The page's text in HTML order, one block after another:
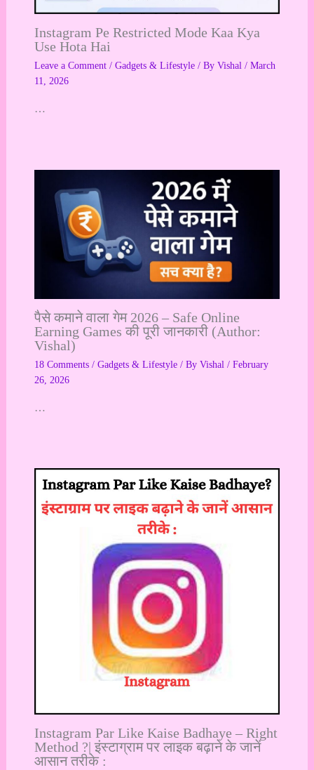
Instagram Pe Restricted Mode Kaa Kya
Use Hota Hai
Leave a Comment / Gadgets & Lifestyle/ By Vishal / March
11, 2026
…
पैसे कमाने वाला गेम 2026 – Safe Online
Earning Games की पूरी जानकारी (Author:
Vishal)
18 Comments / Gadgets & Lifestyle/ By Vishal / February
26, 2026
…
Instagram Par Like Kaise Badhaye – Right
Method ?| इंस्टाग्राम पर लाइक बढ़ाने के जानें
आसान तरीके :